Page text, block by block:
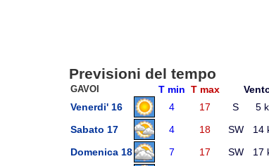
Previsioni del tempo
GAVOI T min T max
Venerdi' 16
4 17 S 5
Sabato 17
4 18 SW 14
Domenica 18
7 17 SW 17